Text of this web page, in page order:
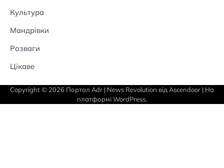
Культура
Мандрівки
Розваги
Цікаве
Copyright © 2026 Портал Adr | News Revolution відAscendoor | На
платформіWordPress.